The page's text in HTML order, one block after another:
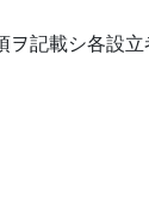
記載シ各設